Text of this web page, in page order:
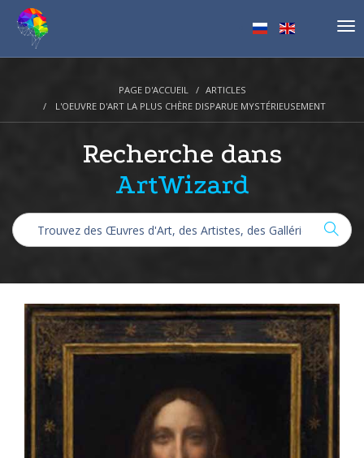
PAGE D'ACCUEIL
ARTICLES
L'OEUVRE D'ART LA PLUS CHÈRE DISPARUE MYSTÉRIEUSEMENT
Recherche dans
ArtWizard